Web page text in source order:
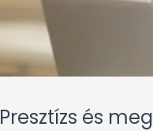
Presztízs és